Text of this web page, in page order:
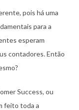
pois há uma
para a
esperam
contadores. Então
Success, ou
feito toda a